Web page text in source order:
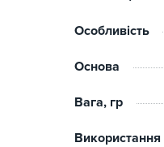
Особливість
Основа
Вага, гр
Використання